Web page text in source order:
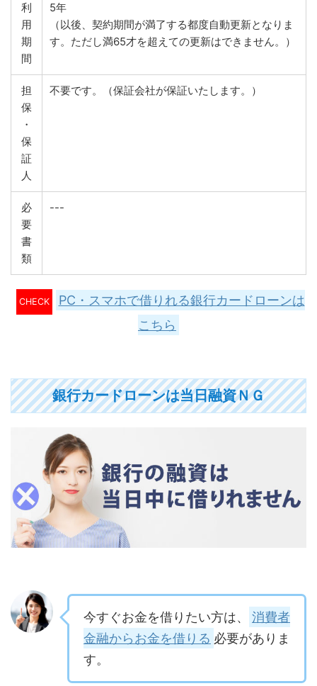
利
用
期
間
5年
（以後、契約期間が満了する都度自動更新となりま
す。ただし満65才を超えての更新はできません。）
担
保
・
保
証
人
不要です。（保証会社が保証いたします。）
必
要
書
類
---
CHECK
PC・スマホで借りれる銀行カードローンは
こちら
銀行カードローンは当日融資ＮＧ
今すぐお金を借りたい方は、
消費者
金融からお金を借りる 必要がありま
す。